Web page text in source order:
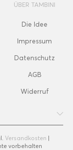
ÜBER TAMBINI
Die Idee
Impressum
Datenschutz
AGB
Widerruf
Versandkosten |
vorbehalten